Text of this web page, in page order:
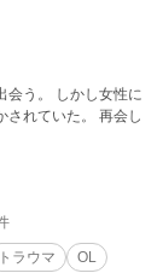
会う。 しかし女性に
されていた。 再会し
トラウマ
OL